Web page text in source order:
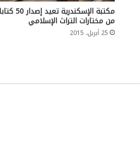
مكتبة الإسكندرية تعيد إصدار 50 كتابا
من مختارات التراث الإسلامي
25 أبريل، 2015